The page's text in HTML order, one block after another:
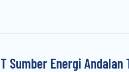
Sumber Energi